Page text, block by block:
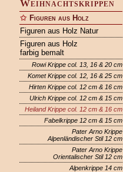
Weihnachtskrippen
Figuren aus Holz
Figuren aus Holz Natur
Figuren aus Holz
farbig bemalt
Rowi Krippe col. 13, 16 & 20 cm
Komet Krippe col. 12, 16 & 25 cm
Hirten Krippe col. 12 cm & 16 cm
Ulrich Krippe col. 12 cm & 15 cm
Heiland Krippe col. 12 cm & 16 cm
Fabelkrippe 12 cm & 15 cm
Pater Arno Krippe
Alpenländischer Stil 12 cm
Pater Arno Krippe
Orientalischer Stil 12 cm
Alpenkrippe 14 cm